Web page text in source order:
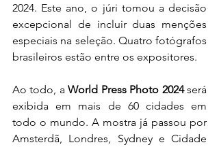
2024. Este ano, o júri tomou a decisão
excepcional de incluir duas menções
especiais na seleção. Quatro fotógrafos
brasileiros estão entre os expositores.
Ao todo, a World Press Photo 2024 será
exibida em mais de 60 cidades em
todo o mundo. A mostra já passou por
Amsterdã, Londres, Sydney e Cidade